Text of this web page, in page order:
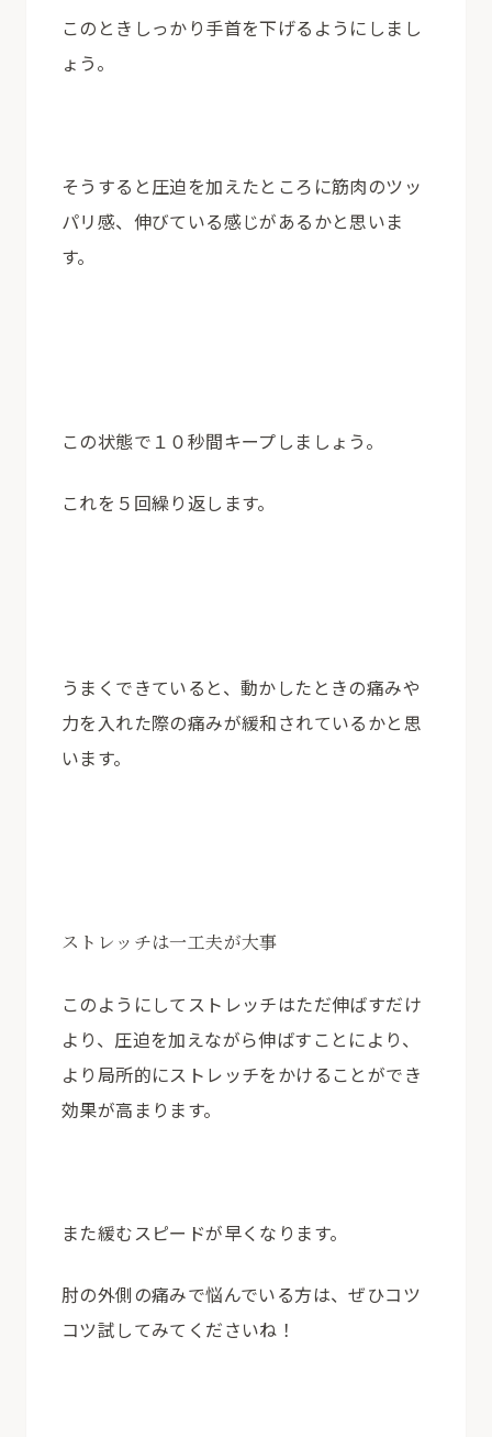
このときしっかり手首を下げるようにしまし
ょう。
そうすると圧迫を加えたところに筋肉のツッ
パリ感、伸びている感じがあるかと思いま
す。
この状態で１０秒間キープしましょう。
これを５回繰り返します。
うまくできていると、動かしたときの痛みや
力を入れた際の痛みが緩和されているかと思
います。
ストレッチは一工夫が大事
このようにしてストレッチはただ伸ばすだけ
より、圧迫を加えながら伸ばすことにより、
より局所的にストレッチをかけることができ
効果が高まります。
また緩むスピードが早くなります。
肘の外側の痛みで悩んでいる方は、ぜひコツ
コツ試してみてくださいね！